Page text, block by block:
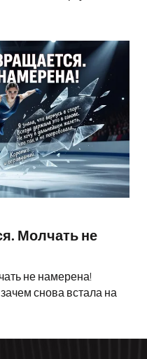
Молчать не
не намерена!
снова встала на